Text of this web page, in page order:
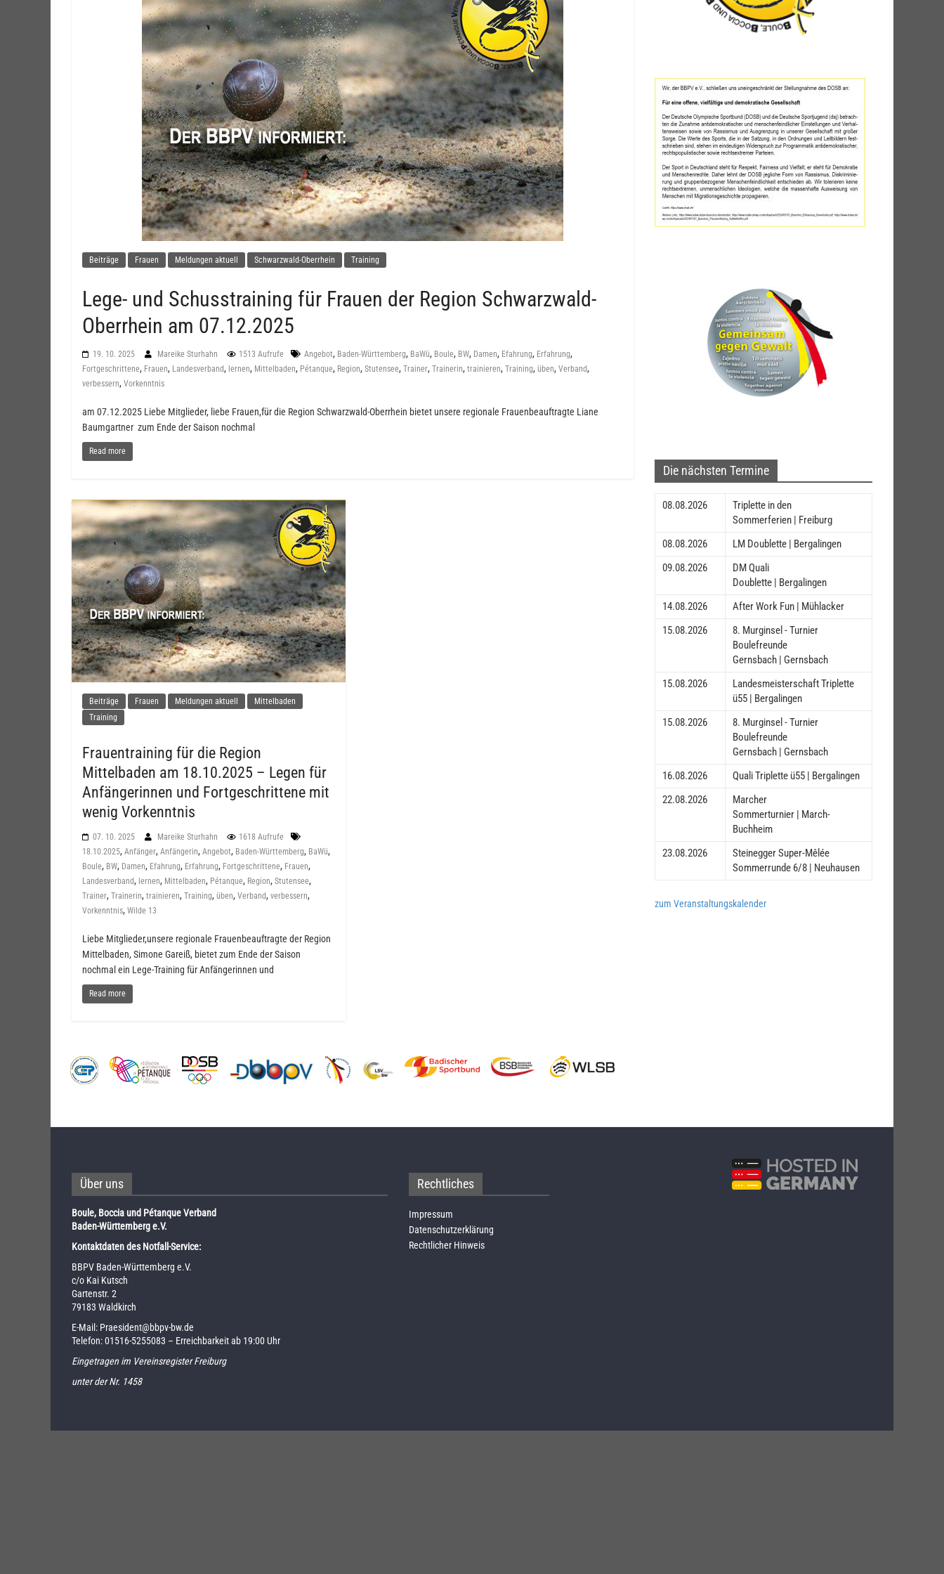
Beiträge Frauen Meldungen aktuell Schwarzwald-Oberrhein Training
Lege- und Schusstraining für Frauen der Region Schwarzwald-
Oberrhein am 07.12.2025
19. 10. 2025 Mareike Sturhahn 1513 Aufrufe Angebot, Baden-Württemberg, BaWü, Boule, BW, Damen, Efahrung, Erfahrung,
Fortgeschrittene, Frauen, Landesverband, lernen, Mittelbaden, Pétanque, Region, Stutensee, Trainer, Trainerin, trainieren, Training, üben, Verband,
verbessern, Vorkenntnis
am 07.12.2025 Liebe Mitglieder, liebe Frauen,für die Region Schwarzwald-Oberrhein bietet unsere regionale Frauenbeauftragte Liane
Baumgartner zum Ende der Saison nochmal
Read more
Beiträge Frauen Meldungen aktuell
Mittelbaden
Training
Frauentraining für die Region
Mittelbaden am 18.10.2025 – Legen für
Anfängerinnen und Fortgeschrittene mit
wenig Vorkenntnis
07. 10. 2025 Mareike Sturhahn
1618 Aufrufe
18.10.2025, Anfänger, Anfängerin, Angebot, Baden-Württemberg, BaWü,
Boule, BW, Damen, Efahrung, Erfahrung, Fortgeschrittene, Frauen,
Landesverband, lernen, Mittelbaden, Pétanque, Region, Stutensee,
Trainer, Trainerin, trainieren, Training, üben, Verband, verbessern,
Vorkenntnis, Wilde 13
Liebe Mitglieder,unsere regionale Frauenbeauftragte der Region
Mittelbaden, Simone Gareiß, bietet zum Ende der Saison
nochmal ein Lege-Training für Anfängerinnen und
Read more
Die nächsten Termine
08.08.2026
Triplette in den
Sommerferien | Freiburg
08.08.2026
LM Doublette | Bergalingen
09.08.2026
DM Quali
Doublette | Bergalingen
14.08.2026
After Work Fun | Mühlacker
15.08.2026
8. Murginsel - Turnier
Boulefreunde
Gernsbach | Gernsbach
15.08.2026
Landesmeisterschaft Triplette
ü55 | Bergalingen
15.08.2026
8. Murginsel - Turnier
Boulefreunde
Gernsbach | Gernsbach
16.08.2026
Quali Triplette ü55 | Bergalingen
22.08.2026
Marcher
Sommerturnier | March-
Buchheim
23.08.2026
Steinegger Super-Mêlée
Sommerrunde 6/8 | Neuhausen
zum Veranstaltungskalender
Über uns
Boule, Boccia und Pétanque Verband
Baden-Württemberg e.V.
Kontaktdaten des Notfall-Service:
BBPV Baden-Württemberg e.V.
c/o Kai Kutsch
Gartenstr. 2
79183 Waldkirch
E-Mail: Praesident@bbpv-bw.de
Telefon:01516-5255083 – Erreichbarkeit ab 19:00 Uhr
Eingetragen im Vereinsregister Freiburg
unter der Nr. 1458
Rechtliches
Impressum
Datenschutzerklärung
Rechtlicher Hinweis